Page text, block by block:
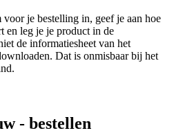
voor je bestelling in, geef je aan hoe
en leg je je product in de
de informatiesheet van het
Dat is onmisbaar bij het
- bestellen